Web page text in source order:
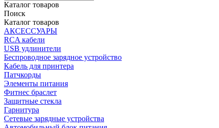
Каталог товаров
Поиск
Каталог товаров
АКСЕССУАРЫ
RCA кабели
USB удлинители
Беспроводное зарядное устройство
Кабель для принтера
Патчкорды
Элементы питания
Фитнес браслет
Защитные стекла
Гарнитура
Сетевые зарядные устройства